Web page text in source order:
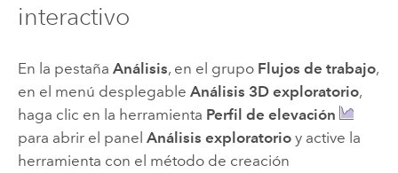
interactivo
En la pestaña Análisis, en el grupo Flujos de trabajo,
en el menú desplegable Análisis 3D exploratorio,
haga clic en la herramienta Perfil de elevación
para abrir el panel Análisis exploratorioy active la
herramienta con el método de creación